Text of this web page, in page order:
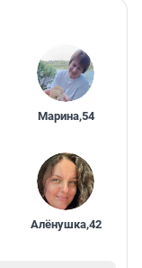
Марина,54
Алёнушка,42